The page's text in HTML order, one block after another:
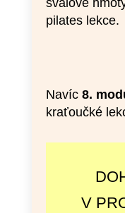
svalové
pilates lekce.
Navíc 8.
kraťoučké
V